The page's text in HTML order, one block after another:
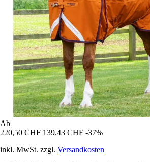
Ab
220,50 CHF 139,43 CHF -37%
inkl. MwSt. zzgl. Versandkosten